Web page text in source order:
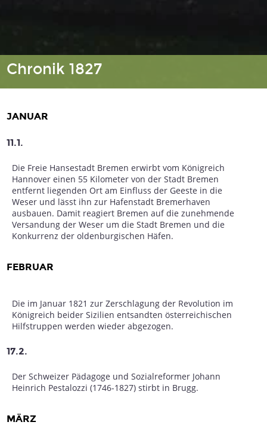
Chronik 1827
JANUAR
11.1.
Die Freie Hansestadt Bremen erwirbt vom Königreich
Hannover einen 55 Kilometer von der Stadt Bremen
entfernt liegenden Ort am Einfluss der Geeste in die
Weser und lässt ihn zur Hafenstadt Bremerhaven
ausbauen. Damit reagiert Bremen auf die zunehmende
Versandung der Weser um die Stadt Bremen und die
Konkurrenz der oldenburgischen Häfen.
FEBRUAR
Die im Januar 1821 zur Zerschlagung der Revolution im
Königreich beider Sizilien entsandten österreichischen
Hilfstruppen werden wieder abgezogen.
17.2.
Der Schweizer Pädagoge und Sozialreformer Johann
Heinrich Pestalozzi (1746-1827) stirbt in Brugg.
MÄRZ